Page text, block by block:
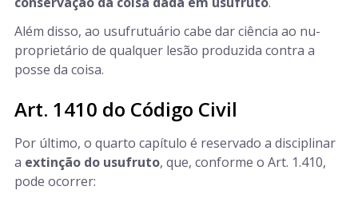
Além disso, ao usufrutuário cabe dar ciência ao nu-
proprietário de qualquer lesão produzida contra a
posse da coisa.
Art. 1410 do Código Civil
Por último, o quarto capítulo é reservado a disciplinar
a extinção do usufruto, que, conforme o Art. 1.410,
pode ocorrer: